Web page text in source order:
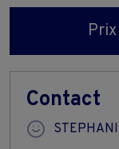
Contact